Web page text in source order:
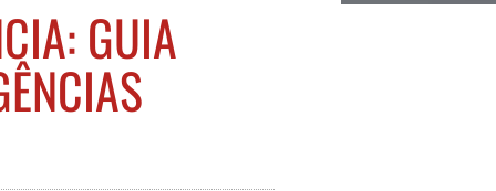
GUIA